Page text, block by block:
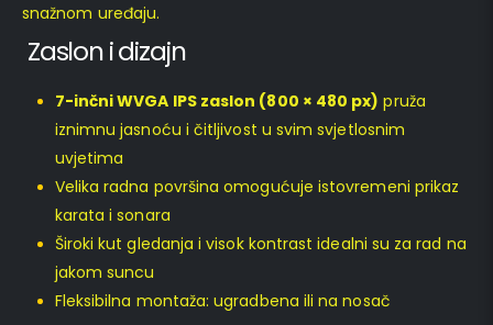
snažnom uređaju.
Zaslon i dizajn
7-inčni WVGA IPS zaslon (800 × 480 px) pruža
iznimnu jasnoću i čitljivost u svim svjetlosnim
uvjetima
Velika radna površina omogućuje istovremeni prikaz
karata i sonara
Široki kut gledanja i visok kontrast idealni su za rad na
jakom suncu
Fleksibilna montaža: ugradbena ili na nosač